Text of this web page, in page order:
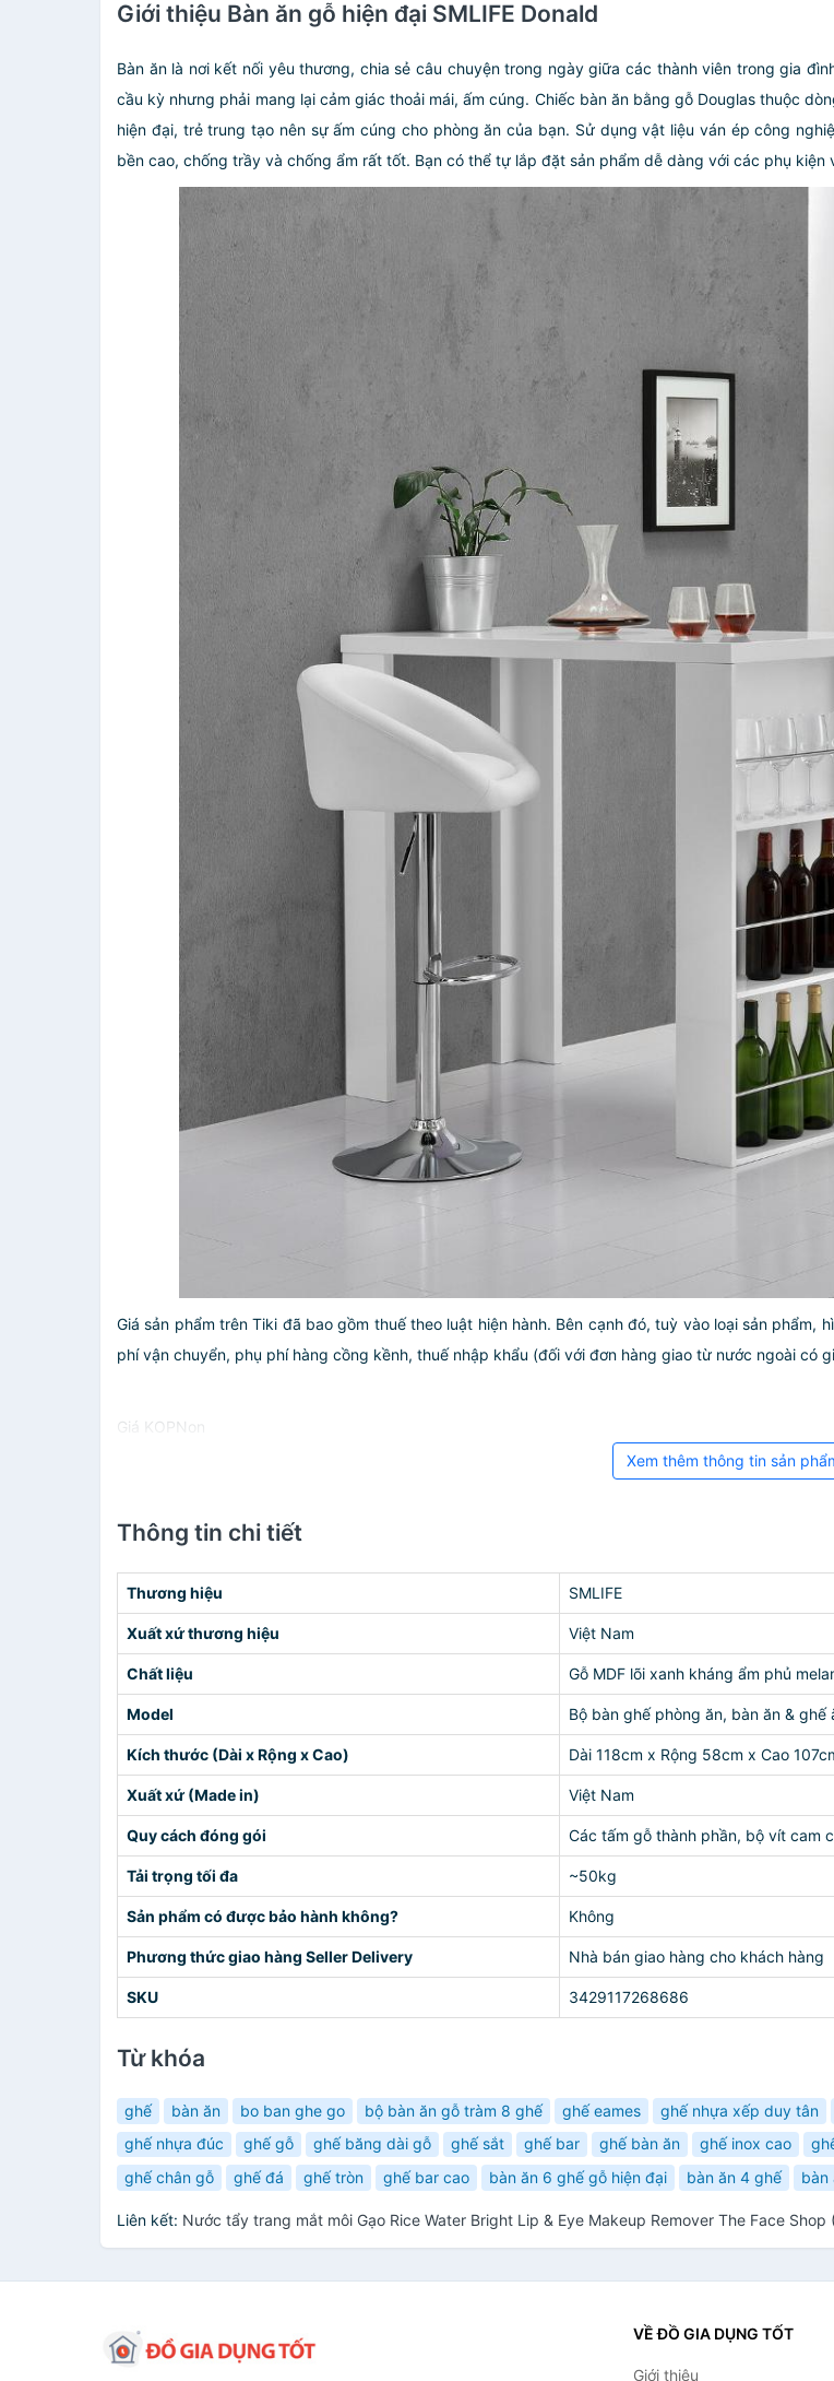
Giới thiệu Bàn ăn gỗ hiện đại SMLIFE Donald
Bàn ăn là nơi kết nối yêu thương, chia sẻ câu chuyện trong ngày giữa các thành viên trong gia
cầu kỳ nhưng phải mang lại cảm giác thoải mái, ấm cúng. Chiếc bàn ăn bằng gỗ Douglas thuộc
hiện đại, trẻ trung tạo nên sự ấm cúng cho phòng ăn của bạn. Sử dụng vật liệu ván ép công
bền cao, chống trầy và chống ẩm rất tốt. Bạn có thể tự lắp đặt sản phẩm dễ dàng với các phụ kiện
Giá sản phẩm trên Tiki đã bao gồm thuế theo luật hiện hành. Bên cạnh đó, tuỳ vào loại sản
phí vận chuyển, phụ phí hàng cồng kềnh, thuế nhập khẩu (đối với đơn hàng giao từ nước ngoài có
Giá KOPNon
Xem thêm thông tin sản
Thông tin chi tiết
Thương hiệu SMLIFE
Xuất xứ thương hiệu Việt Nam
Chất liệu Gỗ MDF lõi xanh kháng ẩm phủ
Model Bộ bàn ghế phòng ăn, bàn ăn & ghế
Kích thước (Dài x Rộng x Cao) Dài 118cm x Rộng 58cm x Cao
Xuất xứ (Made in) Việt Nam
Quy cách đóng gói Các tấm gỗ thành phần, bộ vít cam
Tải trọng tối đa ~50kg
Sản phẩm có được bảo hành không? Không
Phương thức giao hàng Seller Delivery Nhà bán giao hàng cho khách hàng
SKU 3429117268686
Từ khóa
ghế bàn ăn bo ban ghe go bộ bàn ăn gỗ tràm 8 ghế ghế eames ghế nhựa xếp duy tân
ghế nhựa đúc
ghế gỗ ghế băng dài gỗ ghế sắt ghế bar ghế bàn ăn ghế inox cao
ghế chân gỗ
ghế đá ghế tròn ghế bar cao bàn ăn 6 ghế gỗ hiện đại bàn ăn 4 ghế bàn
Liên kết: Nước tẩy trang mắt môi Gạo Rice Water Bright Lip & Eye Makeup Remover The Face Shop
VỀ ĐỒ GIA DỤNG TỐT
Giới thiệu